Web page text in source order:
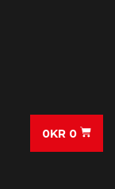
0KR 0